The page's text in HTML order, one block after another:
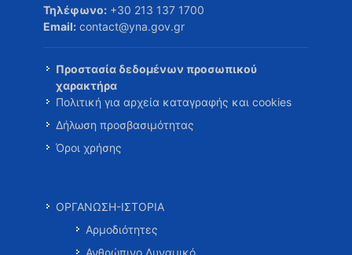
Τηλέφωνο: +30 213 137 1700
Email: contact@yna.gov.gr
Προστασία δεδομένων προσωπικού
χαρακτήρα
Πολιτική για αρχεία καταγραφής και cookies
Δήλωση προσβασιμότητας
Όροι χρήσης
ΟΡΓΑΝΩΣΗ-ΙΣΤΟΡΙΑ
Αρμοδιότητες
Ανθρώπινο Δυναμικό